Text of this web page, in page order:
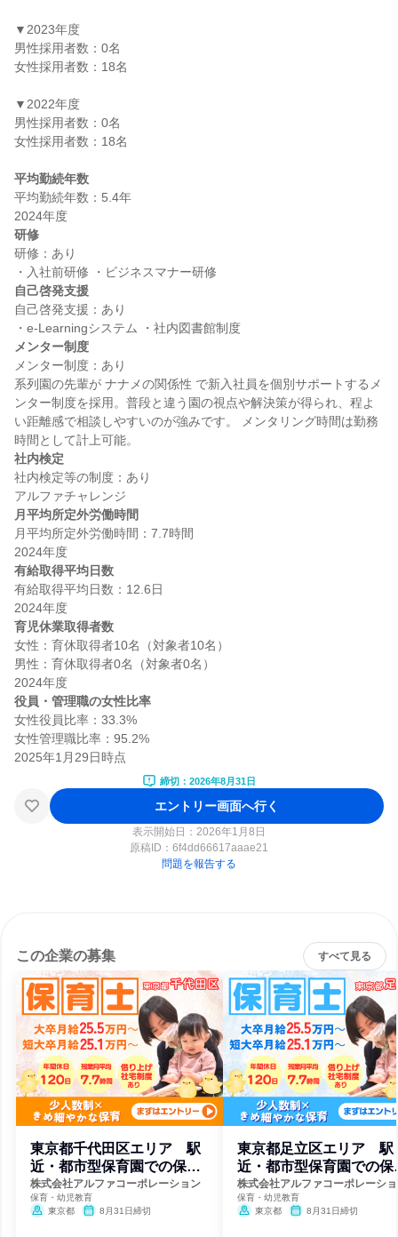
▼2023年度
男性採用者数：0名
女性採用者数：18名
▼2022年度
男性採用者数：0名
女性採用者数：18名
平均勤続年数
平均勤続年数：5.4年
研修
研修：あり
自己啓発支援
自己啓発支援：あり
メンター制度
メンター制度：あり
系列園の先輩が ナナメの関係性 で新入社員を個別サポートするメ
ンター制度を採用。普段と違う園の視点や解決策が得られ、程よ
い距離感で相談しやすいのが強みです。 メンタリング時間は勤務
社内検定
社内検定等の制度：あり
月平均所定外労働時間
月平均所定外労働時間：7.7時間
有給取得平均日数
有給取得平均日数：12.6日
育児休業取得者数
女性：育休取得者10名（対象者10名）
男性：育休取得者0名（対象者0名）
役員・管理職の女性比率
女性役員比率：33.3%
女性管理職比率：95.2%
締切：2026年8月31日
エントリー画面へ行く
表示開始日：2026年1月8日
原稿ID： 6f4dd66617aaae21
問題を報告する
この企業の募集 すべて見る
東京都千代田区エリア 駅
近・都市型保育園での保育
士
株式会社アルファコーポレーション
保育・幼児教育
東京都
8月31日締切
東京都足立区エリア 駅
近・都市型保育園での保
士
株式会社アルファコーポレーシ
保育・幼児教育
東京都
8月31日締切